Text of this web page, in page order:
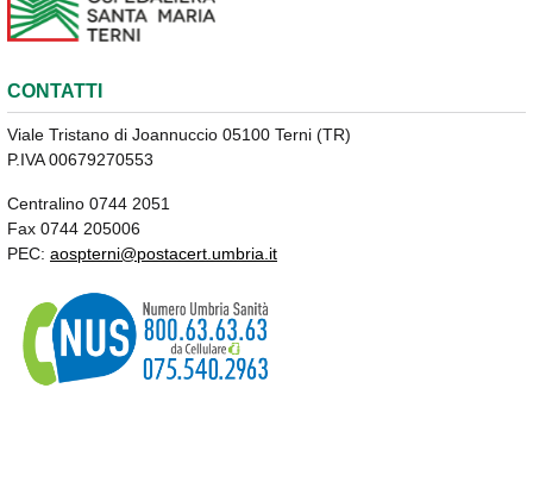
CONTATTI
Viale Tristano di Joannuccio 05100 Terni (TR)
P.IVA 00679270553
Centralino 0744 2051
Fax 0744 205006
PEC: aospterni@postacert.umbria.it